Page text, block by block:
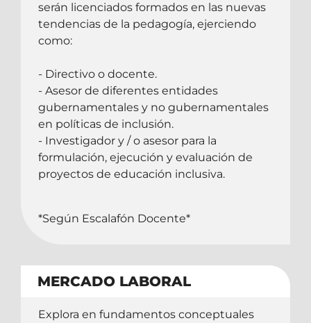
serán licenciados formados en las nuevas
tendencias de la pedagogía, ejerciendo
como:
- Directivo o docente.
- Asesor de diferentes entidades
gubernamentales y no gubernamentales
en políticas de inclusión.
- Investigador y / o asesor para la
formulación, ejecución y evaluación de
proyectos de educación inclusiva.
*Según Escalafón Docente*
MERCADO LABORAL
Explora en fundamentos conceptuales